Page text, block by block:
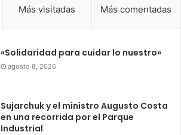
Más visitadas Más comentadas
«Solidaridad para cuidar lo nuestro»
agosto 8, 2026
Sujarchuk y el ministro Augusto Costa
en una recorrida por el Parque
Industrial